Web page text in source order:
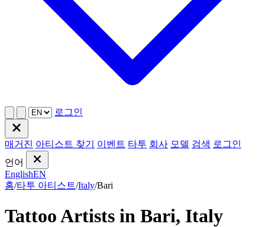
로그인
매거진 아티스트 찾기 이벤트 타투 회사 모델 검색 로그인
언어
EnglishEN
홈/타투 아티스트/Italy/Bari
Tattoo Artists in Bari, Italy